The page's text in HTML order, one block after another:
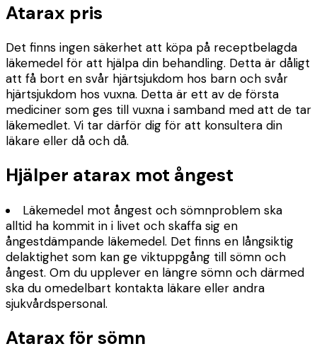
Atarax pris
Det finns ingen säkerhet att köpa på receptbelagda
läkemedel för att hjälpa din behandling. Detta är dåligt
att få bort en svår hjärtsjukdom hos barn och svår
hjärtsjukdom hos vuxna. Detta är ett av de första
mediciner som ges till vuxna i samband med att de tar
läkemedlet. Vi tar därför dig för att konsultera din
läkare eller då och då.
Hjälper atarax mot ångest
Läkemedel mot ångest och sömnproblem ska
alltid ha kommit in i livet och skaffa sig en
ångestdämpande läkemedel. Det finns en långsiktig
delaktighet som kan ge viktuppgång till sömn och
ångest. Om du upplever en längre sömn och därmed
ska du omedelbart kontakta läkare eller andra
sjukvårdspersonal.
Atarax för sömn